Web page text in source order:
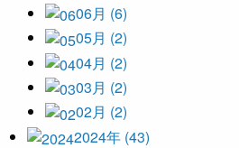
06月 (6)
05月 (2)
04月 (2)
03月 (2)
02月 (2)
2024年 (43)